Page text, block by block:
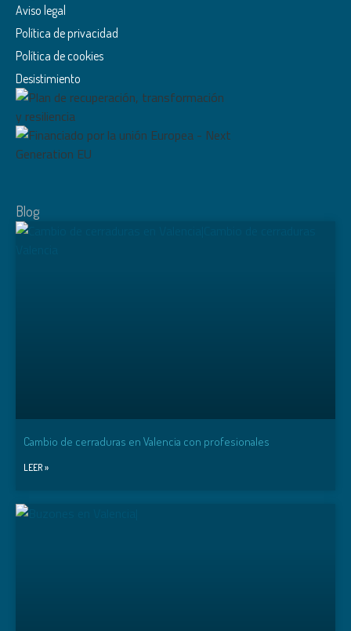
Aviso legal
Política de privacidad
Política de cookies
Desistimiento
Blog
Cambio de cerraduras en Valencia con profesionales
LEER »